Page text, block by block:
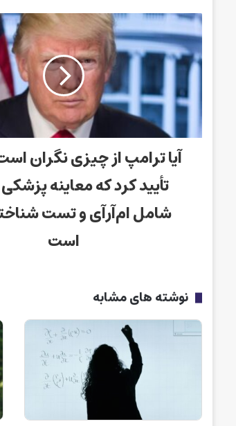
آیا ترامپ از چیزی نگران
تأیید کرد که معاینه
شامل ام‌آر‌آی و تست
است
نوشته های مشابه